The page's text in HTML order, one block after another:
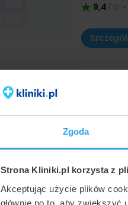
Zgoda
Strona Kliniki.pl korzysta z
Akceptując użycie plików
głównie po to, aby
9,4 / 10 •
Bardzo